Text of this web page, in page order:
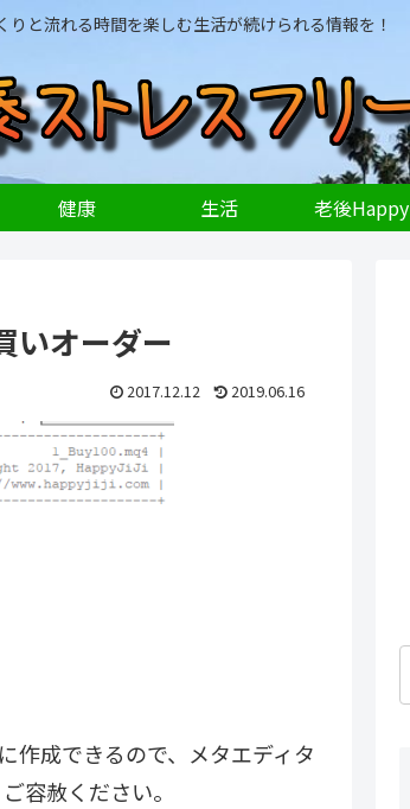
と流れる時間を楽しむ生活が続けられる情報を！
健康 生活 老後Happy
いオーダー
2017.12.12 2019.06.16
作成できるので、メタエディタ
容赦ください。